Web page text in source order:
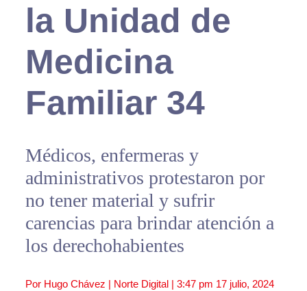
la Unidad de
Medicina
Familiar 34
Médicos, enfermeras y
administrativos protestaron por
no tener material y sufrir
carencias para brindar atención a
los derechohabientes
Por Hugo Chávez | Norte Digital | 3:47 pm 17 julio, 2024